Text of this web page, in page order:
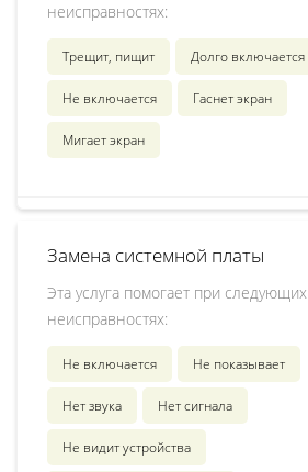
неисправностях:
Трещит, пищит Долго включается
Не включается Гаснет экран
Мигает экран
Замена системной платы
Эта услуга помогает при следующих
неисправностях:
Не включается Не показывает
Нет звука Нет сигнала
Не видит устройства